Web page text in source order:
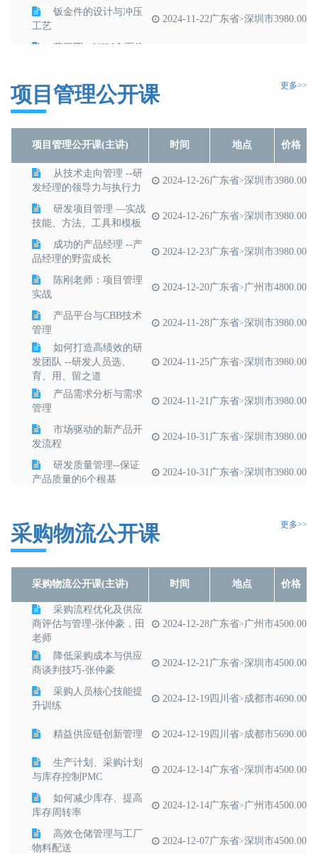
钣金件的设计与冲压
工艺
2024-11-22广东省>深圳市3980.00
蔡三圈：VSM全面价
尺寸链计算及公差分
析的实际应用
3980.00
项目管理公开课 更多>>
项目管理公开课(主讲) 时间 地点 价格
从技术走向管理 --研
发经理的领导力与执行力
2024-12-26广东省>深圳市3980.00
研发项目管理 —实战
技能、方法、工具和模板
2024-12-26广东省>深圳市3980.00
成功的产品经理 --产
品经理的野蛮成长
2024-12-23广东省>深圳市3980.00
陈刚老师：项目管理
实战
2024-12-20广东省>广州市4800.00
产品平台与CBB技术
管理
2024-11-28广东省>深圳市3980.00
如何打造高绩效的研
发团队 --研发人员选、
育、用、留之道
2024-11-25广东省>深圳市3980.00
产品需求分析与需求
管理
2024-11-21广东省>深圳市3980.00
市场驱动的新产品开
发流程
2024-10-31广东省>深圳市3980.00
研发质量管理--保证
产品质量的6个根基
2024-10-31广东省>深圳市3980.00
采购物流公开课 更多>>
采购物流公开课(主讲) 时间 地点 价格
采购流程优化及供应
商评估与管理-张仲豪，田
老师
2024-12-28广东省>广州市4500.00
降低采购成本与供应
商谈判技巧-张仲豪
2024-12-21广东省>深圳市4500.00
采购人员核心技能提
升训练
2024-12-19四川省>成都市4690.00
精益供应链创新管理 2024-12-19四川省>成都市5690.00
生产计划、采购计划
与库存控制PMC
2024-12-14广东省>深圳市4500.00
如何减少库存、提高
库存周转率
2024-12-14广东省>广州市4500.00
高效仓储管理与工厂
物料配送
2024-12-07广东省>深圳市4500.00